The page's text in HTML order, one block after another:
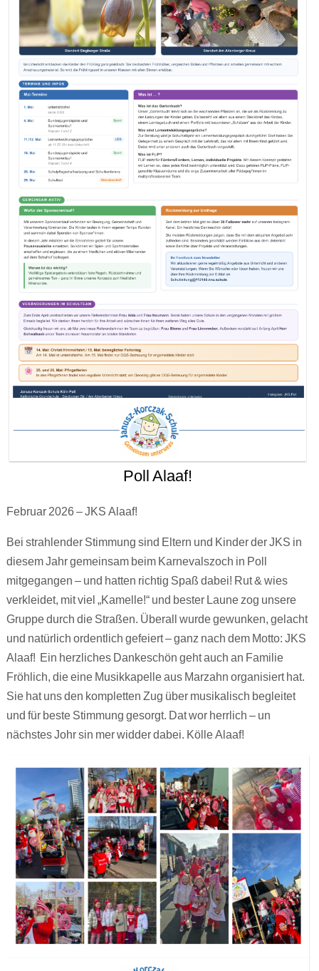
Poll Alaaf!
Februar 2026 – JKS Alaaf!
Bei strahlender Stimmung sind Eltern und Kinder der JKS in
diesem Jahr gemeinsam beim Karnevalszoch in Poll
mitgegangen – und hatten richtig Spaß dabei! Rut & wies
verkleidet, mit viel „Kamelle!“ und bester Laune zog unsere
Gruppe durch die Straßen. Überall wurde gewunken, gelacht
und natürlich ordentlich gefeiert – ganz nach dem Motto: JKS
Alaaf! Ein herzliches Dankeschön geht auch an Familie
Fröhlich, die eine Musikkapelle aus Marzahn organisiert hat.
Sie hat uns den kompletten Zug über musikalisch begleitet
und für beste Stimmung gesorgt. Dat wor herrlich – un
nächstes Johr sin mer widder dabei. Kölle Alaaf!